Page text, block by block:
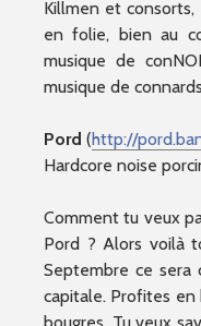
Killmen et
en folie, bien au
musique de
musique de
Pord (http://
Hardcore noise
Comment tu veux
Pord ? Alors voilà
Septembre ce sera
capitale. Profites en